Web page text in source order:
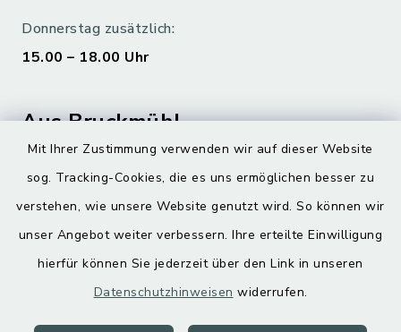
Mit Ihrer Zustimmung verwenden wir auf dieser Website
sog. Tracking-Cookies, die es uns ermöglichen besser zu
verstehen, wie unsere Website genutzt wird. So können wir
unser Angebot weiter verbessern. Ihre erteilte Einwilligung
hierfür können Sie jederzeit über den Link in unseren
Datenschutzhinweisen widerrufen.
Donnerstag zusätzlich:
15.00 – 18.00 Uhr
Aus Bruckmühl
Digitaler Ortsplan